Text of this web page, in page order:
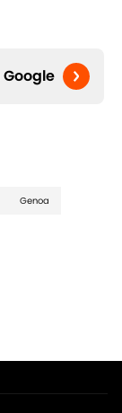
Google
Genoa